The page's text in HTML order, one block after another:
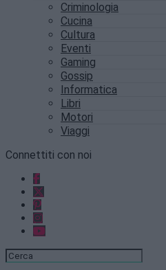
Criminologia
Cucina
Cultura
Eventi
Gaming
Gossip
Informatica
Libri
Motori
Viaggi
Connettiti con noi